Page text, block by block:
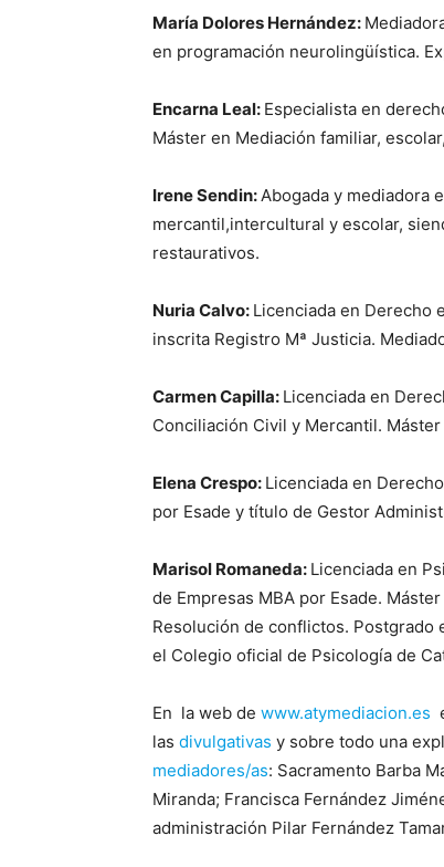
María Dolores Hernández:
en programación neurolingüística.
Encarna Leal: Especialista en
Máster en Mediación familiar,
Irene Sendin:Abogada y mediadora
mercantil,intercultural y escolar,
restaurativos.
Nuria Calvo: Licenciada en Derecho
inscrita Registro Mª Justicia.
Carmen Capilla: Licenciada en
Conciliación Civil y Mercantil.
Elena Crespo: Licenciada en
por Esade y título de Gestor
Marisol Romaneda: Licenciada en
de Empresas MBA por Esade.
Resolución de conflictos. Postgrado
el Colegio oficial de Psicología de
En la web de www.atymediacion.es
las divulgativas y sobre todo una
mediadores/as: Sacramento Barba
Miranda; Francisca Fernández
administración Pilar Fernández